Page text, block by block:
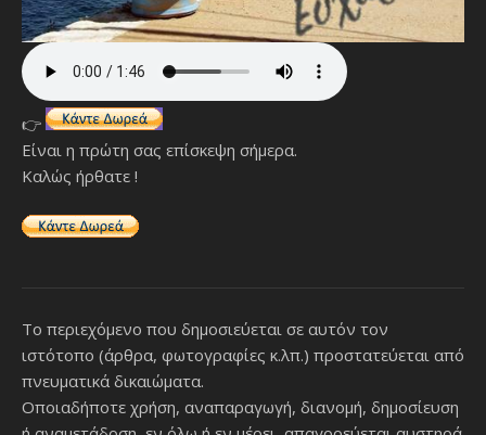
👉
Είναι η πρώτη σας επίσκεψη σήμερα.
Καλώς ήρθατε !
Το περιεχόμενο που δημοσιεύεται σε αυτόν τον
ιστότοπο (άρθρα, φωτογραφίες κ.λπ.) προστατεύεται από
πνευματικά δικαιώματα.
Οποιαδήποτε χρήση, αναπαραγωγή, διανομή, δημοσίευση